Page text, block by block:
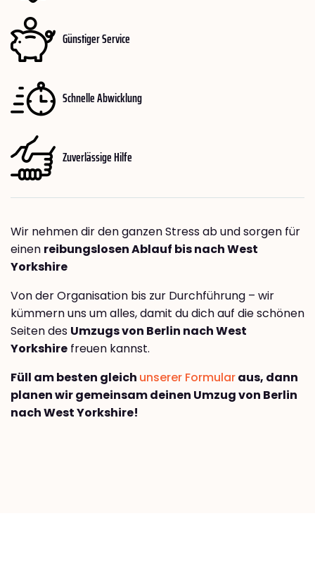
Günstiger Service
Schnelle Abwicklung
Zuverlässige Hilfe
Wir nehmen dir den ganzen Stress ab und sorgen für
einen reibungslosen Ablauf bis nach West
Yorkshire
Von der Organisation bis zur Durchführung – wir
kümmern uns um alles, damit du dich auf die schönen
Seiten des Umzugs von Berlin nach West
Yorkshire freuen kannst.
Füll am besten gleich unserer Formularaus, dann
planen wir gemeinsam deinen Umzug von Berlin
nach West Yorkshire!